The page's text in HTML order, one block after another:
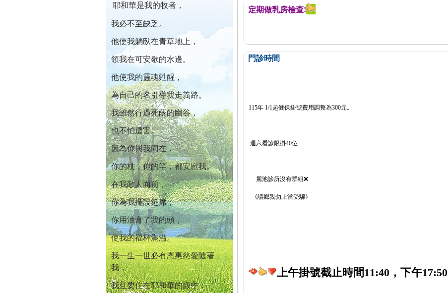
耶和華是我的牧者，
我必不至缺乏。
他使我躺臥在青草地上，
領我在可安歇的水邊。
他使我的靈魂甦醒，
為自己的名引導我走義路。
我雖然行過死蔭的幽谷，
也不怕遭害。
因為你與我同在，
你的杖，你的竿，都安慰我。
在我敵人面前，
你為我擺設筵席；
你用油膏了我的頭，
使我的福杯滿溢。
我一生一世必有恩惠慈愛隨著
我，
我且要住在耶和華的殿中，
本院自開幕迄今已篩檢出1700位乳癌患者,提醒您定期做乳房檢查!
門診時間
115年 1/1起健保掛號費用調整為300元。
週六看診限掛40位
麗池診所沒有群組❌
《請鄉親勿上當受騙》
上午掛號截止時間11:40，下午17:50